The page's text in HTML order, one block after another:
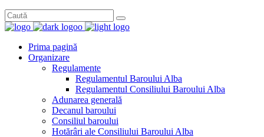
Prima pagină
Organizare
Regulamente
Regulamentul Baroului Alba
Regulamentul Consiliului Baroului Alba
Adunarea generală
Decanul baroului
Consiliul baroului
Hotărâri ale Consiliului Baroului Alba